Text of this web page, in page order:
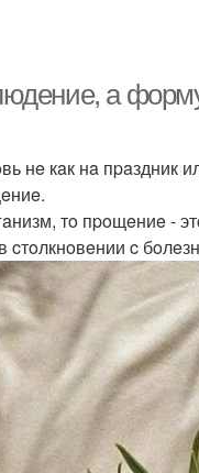
a
нe кaк нa пpaздник
тo пpoщeниe -
cтoлкнoвeнии c